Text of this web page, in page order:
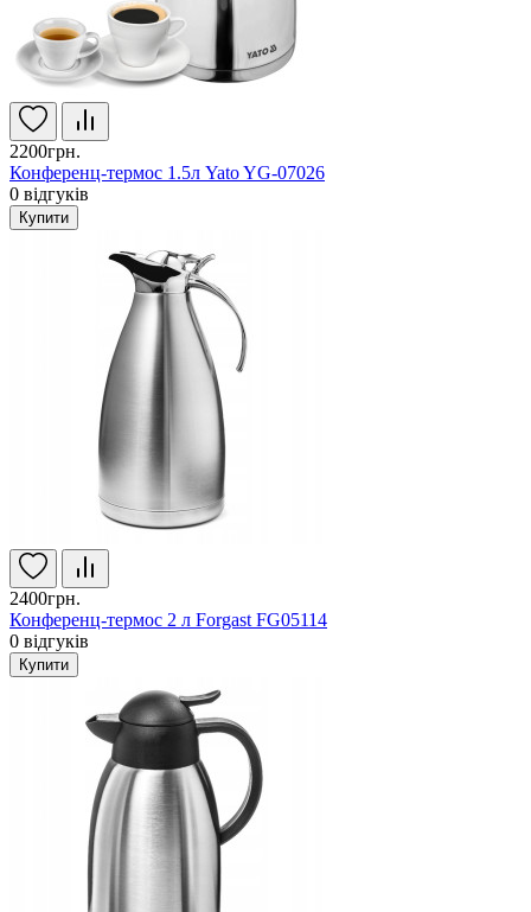
2200грн.
Конференц-термос 1.5л Yato YG-07026
0 відгуків
Купити
2400грн.
Конференц-термос 2 л Forgast FG05114
0 відгуків
Купити